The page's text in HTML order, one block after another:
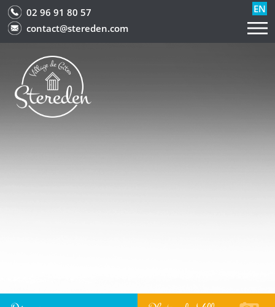
02 96 91 80 57
contact@stereden.com
EN